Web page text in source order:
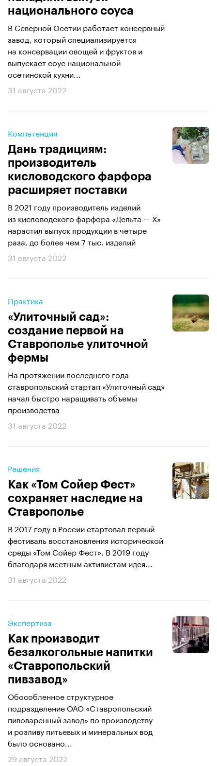
национального соуса
В Северной Осетии работает консервный
завод, который специализируется
на консервации овощей и фруктов и
выпускает соус национальной
осетинской кухни...
31 августа 2022
Компетенция
Дань традициям:
производитель
кисловодского фарфора
расширяет поставки
В 2021 году производитель изделий
из кисловодского фарфора «Дельта — Х»
нарастил выпуск продукции в четыре
раза, до более чем 7 тыс. изделий
31 августа 2022
Практика
«Улиточный сад»:
создание первой на
Ставрополье улиточной
фермы
На протяжении последнего года
ставропольский стартап «Улиточный сад»
начал быстро наращивать объемы
производства
31 августа 2022
Решения
Как «Том Сойер Фест»
сохраняет наследие на
Ставрополье
В 2017 году в России стартовал первый
фестиваль восстановления исторической
среды «Том Сойер Фест». В 2019 году
благодаря местным активистам идея...
31 августа 2022
Экспертиза
Как производит
безалкогольные напитки
«Ставропольский
пивзавод»
Обособленное структурное
подразделение ОАО «Ставропольский
пивоваренный завод» по производству
и розливу питьевых и минеральных вод
было основано...
29 августа 2022